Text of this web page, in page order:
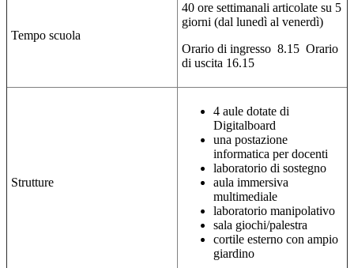
Tempo scuola
40 ore settimanali articolate su 5
giorni (dal lunedì al venerdì)
Orario di ingresso 8.15 Orario
di uscita 16.15
Strutture
4 aule dotate di
Digitalboard
una postazione
informatica per docenti
laboratorio di sostegno
aula immersiva
multimediale
laboratorio manipolativo
sala giochi/palestra
cortile esterno con ampio
giardino